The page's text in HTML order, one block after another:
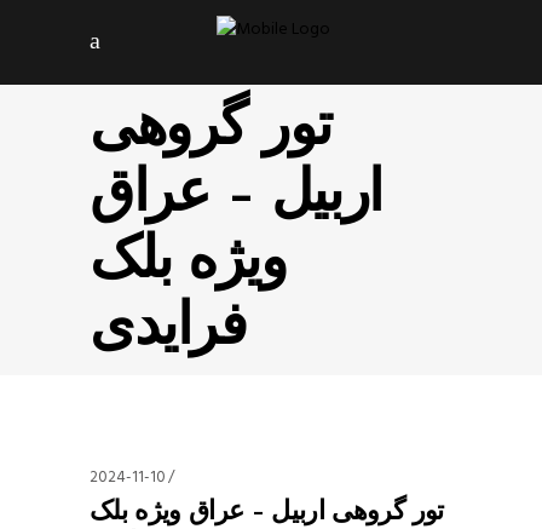
تور گروهی
اربیل – عراق
ویژه بلک
فرایدی
2024-11-10
تور گروهی اربیل – عراق ویژه بلک